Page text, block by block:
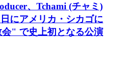
、Tchami (チャミ)
にアメリカ・シカゴに
" で史上初となる公演